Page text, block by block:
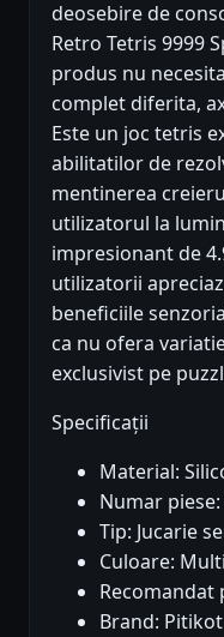
deosebire de
Retro Tetris 9999
produs nu
complet diferita,
Este un joc tetris
abilitatilor de
mentinerea
utilizatorul la
impresionant de
utilizatorii
beneficiile
ca nu ofera
exclusivist pe
Specificații
Material:
Numar piese:
Tip: Jucarie
Culoare:
Recomandat
Brand: Pitikot